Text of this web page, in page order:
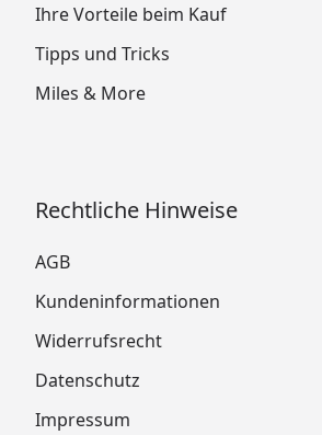
Ihre Vorteile beim Kauf
Tipps und Tricks
Miles & More
Rechtliche Hinweise
AGB
Kundeninformationen
Widerrufsrecht
Datenschutz
Impressum